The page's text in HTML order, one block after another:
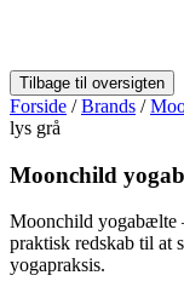
Forside /Brands /
lys grå
Moonchild
Moonchild yogabælte
praktisk redskab til at
yogapraksis.